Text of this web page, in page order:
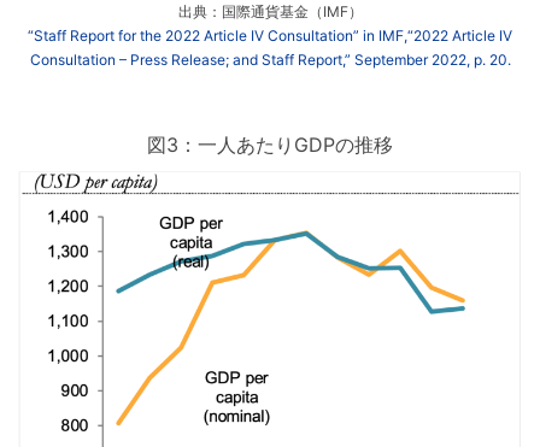
出典：国際通貨基金（IMF）
“Staff Report for the 2022 Article IV Consultation” in IMF,“2022 Article IV
Consultation – Press Release; and Staff Report,” September 2022, p. 20.
図3：一人あたりGDPの推移